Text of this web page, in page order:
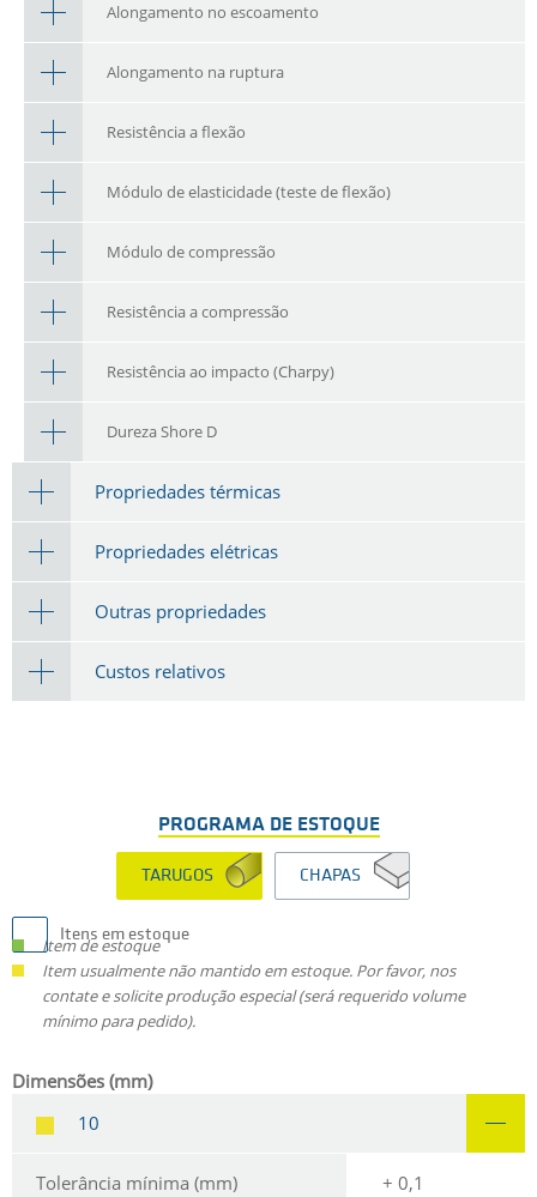
Alongamento no escoamento
Alongamento na ruptura
Resistência a flexão
Módulo de elasticidade (teste de flexão)
Módulo de compressão
Resistência a compressão
Resistência ao impacto (Charpy)
Dureza Shore D
Propriedades térmicas
Propriedades elétricas
Outras propriedades
Custos relativos
PROGRAMA DE ESTOQUE
TARUGOS CHAPAS
Itens em estoque
Item de estoque
Item usualmente não mantido em estoque. Por favor, nos
contate e solicite produção especial (será requerido volume
mínimo para pedido).
Dimensões (mm)
10
Tolerância mínima (mm) + 0,1